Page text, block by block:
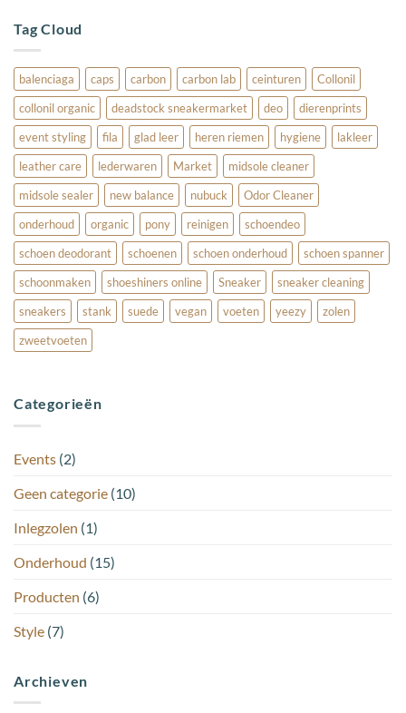
Tag Cloud
balenciaga caps carbon carbon lab ceinturen
Collonil
collonil organic
deadstock sneakermarket deo
dierenprints
event styling
fila glad leer heren riemen hygiene
lakleer
leather care
lederwaren Market
midsole cleaner
midsole sealer
new balance nubuck
Odor Cleaner
onderhoud
organic pony reinigen
schoendeo
schoen deodorant
schoenen schoen onderhoud
schoen spanner
schoonmaken
shoeshiners online Sneaker
sneaker cleaning
sneakers
stank suede vegan voeten yeezy
zolen
zweetvoeten
Categorieën
Events (2)
Geen categorie (10)
Inlegzolen (1)
Onderhoud (15)
Producten (6)
Style (7)
Archieven